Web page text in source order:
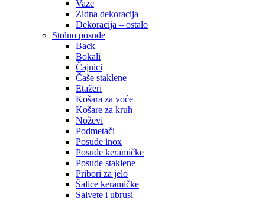
Vaze
Zidna dekoracija
Dekoracija – ostalo
Stolno posuđe
Back
Bokali
Čajnici
Čaše staklene
Etažeri
Košara za voće
Košare za kruh
Noževi
Podmetači
Posude inox
Posude keramičke
Posude staklene
Pribori za jelo
Šalice keramičke
Salvete i ubrusi